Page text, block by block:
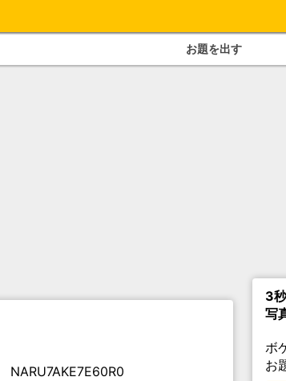
お題を出す
NARU7AKE7E60R0
3
写
ボ
お